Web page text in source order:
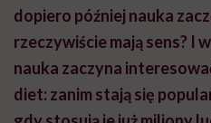
dopiero później nauka
rzeczywiście mają sens? I
nauka zaczyna
diet: zanim stają się